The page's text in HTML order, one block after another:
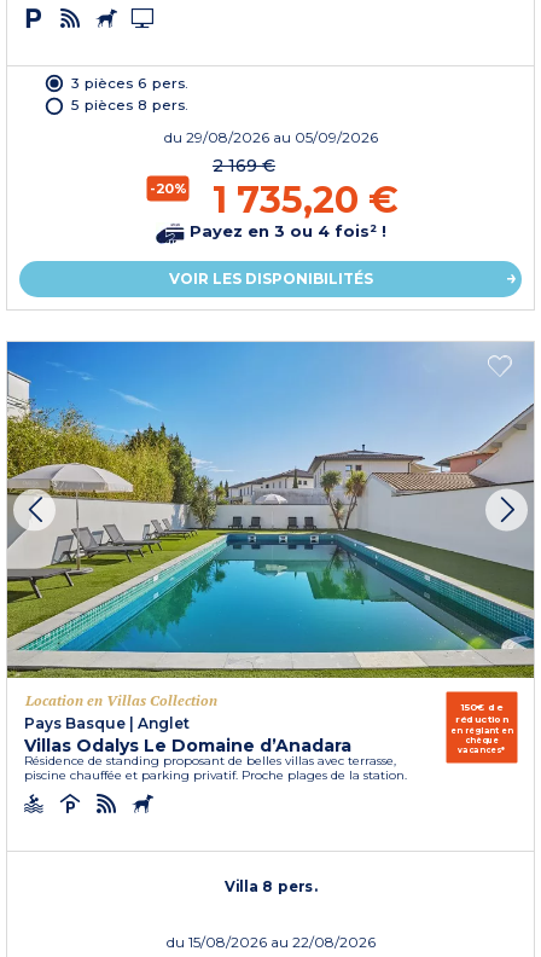
3 pièces 6 pers.
5 pièces 8 pers.
du 29/08/2026 au 05/09/2026
-20%
2 169 €
1 735,20 €
Payez en 3 ou 4 fois² !
VOIR LES DISPONIBILITÉS
Location en Villas Collection
Pays Basque | Anglet
Villas Odalys Le Domaine d’Anadara
Résidence de standing proposant de belles villas avec terrasse,
piscine chauffée et parking privatif. Proche plages de la station.
150€ de
réduction
en réglant en
chèque
vacances*
Villa 8 pers.
du 15/08/2026 au 22/08/2026